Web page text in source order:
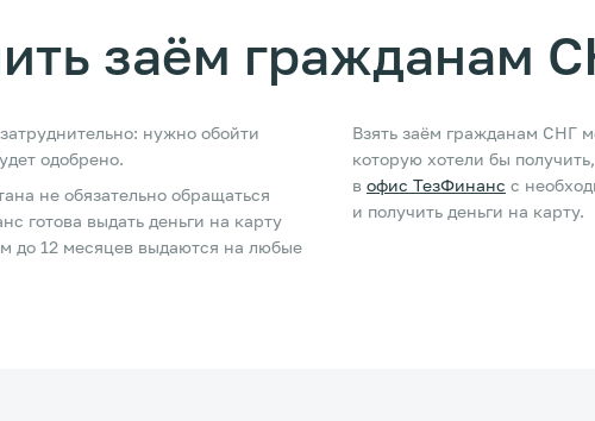
заём гражданам
нужно обойти
одобрено.
не обязательно обращаться
готова выдать деньги на карту
до 12 месяцев выдаются на любые
Взять заём гражданам СНГ
которую хотели бы
в офис ТезФинанс с
и получить деньги на карту.